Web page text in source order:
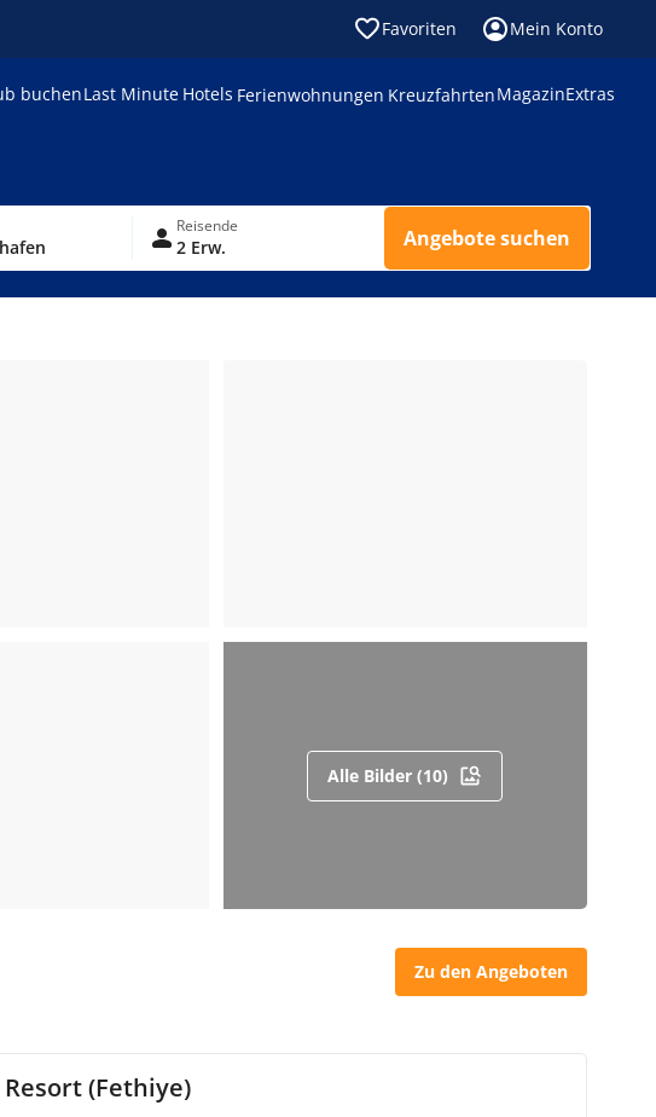
Favoriten Mein Konto
buchenLast Minute Hotels Ferienwohnungen KreuzfahrtenMagazinExtras
Reisende
2 Erw. Angebote suchen
Alle Bilder (10)
Zu den Angeboten
(Fethiye)